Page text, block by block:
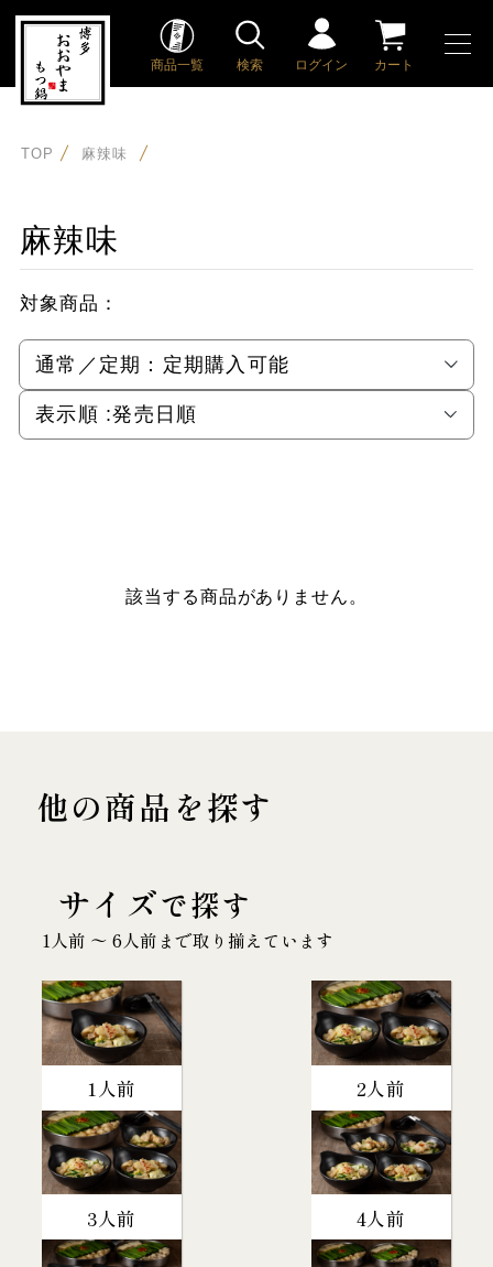
商品一覧 検索 ログイン カート
TOP 麻辣味
麻辣味
対象商品：
通常／定期： 定期購入可能
表示順 :発売日順
該当する商品がありません。
他の商品を探す
サイズで探す
1人前 〜 6人前まで取り揃えています
1人前 2人前
3人前 4人前